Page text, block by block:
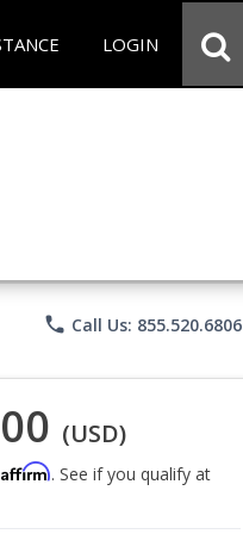
LOGIN
phone Call Us: 855.520.6806
(USD)
Affirm. See if you qualify at